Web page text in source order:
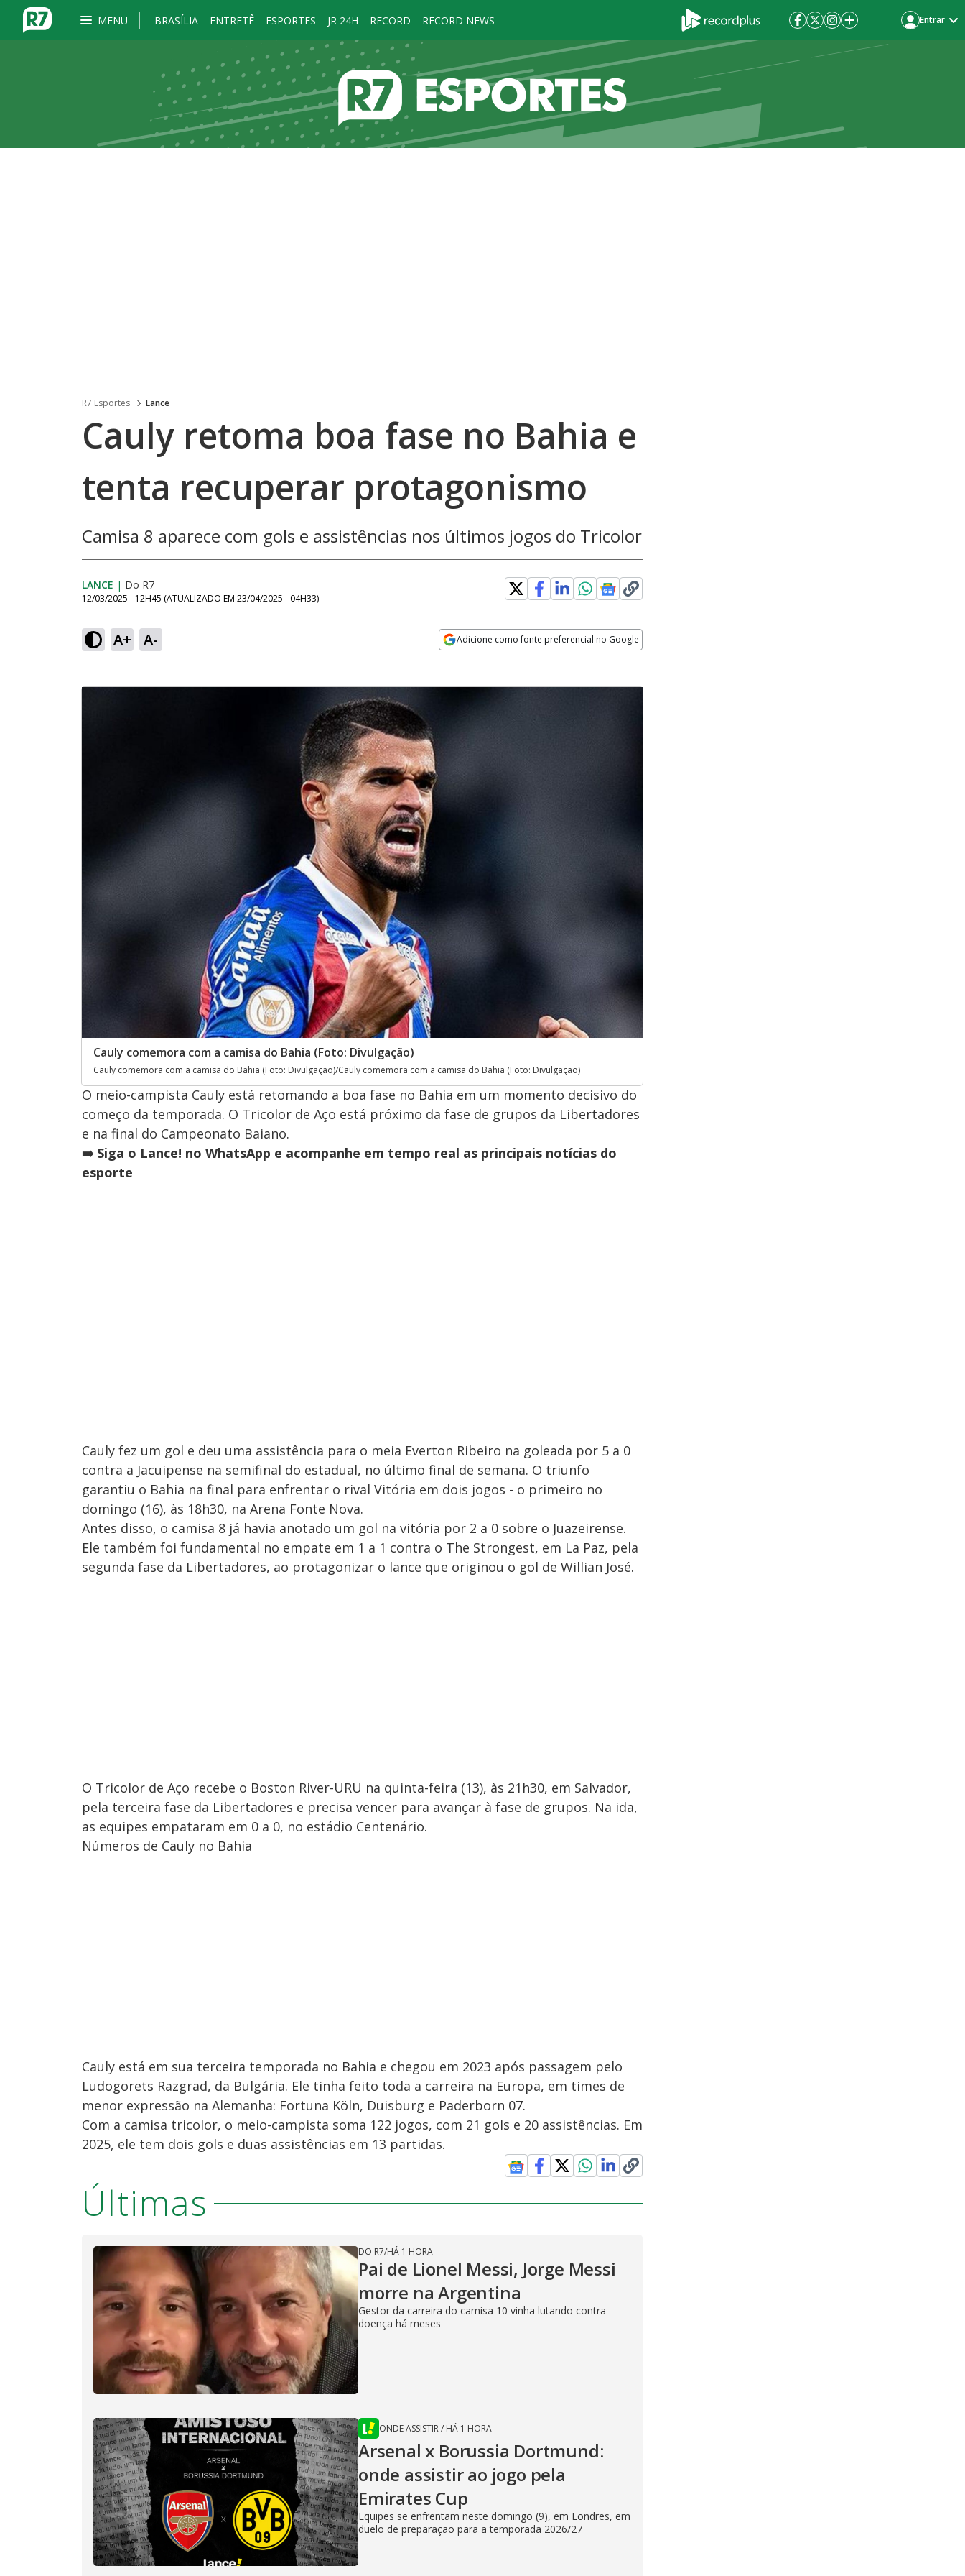
MENU BRASÍLIA ENTRETÊ ESPORTES JR 24H RECORD RECORD NEWS Entrar
R7 Esportes Lance
Cauly retoma boa fase no Bahia e
tenta recuperar protagonismo
Camisa 8 aparece com gols e assistências nos últimos jogos do Tricolor
LANCE | Do R7
12/03/2025 - 12H45 (ATUALIZADO EM 23/04/2025 - 04H33)
A+ A- Adicione como fonte preferencial no Google
Cauly comemora com a camisa do Bahia (Foto: Divulgação)
Cauly comemora com a camisa do Bahia (Foto: Divulgação)/Cauly comemora com a camisa do Bahia (Foto: Divulgação)
O meio-campista Cauly está retomando a boa fase no Bahia em um momento decisivo do
começo da temporada. O Tricolor de Aço está próximo da fase de grupos da Libertadores
e na final do Campeonato Baiano.
➡️ Siga o Lance! no WhatsApp e acompanhe em tempo real as principais notícias do
esporte
Cauly fez um gol e deu uma assistência para o meia Everton Ribeiro na goleada por 5 a 0
contra a Jacuipense na semifinal do estadual, no último final de semana. O triunfo
garantiu o Bahia na final para enfrentar o rival Vitória em dois jogos - o primeiro no
domingo (16), às 18h30, na Arena Fonte Nova.
Antes disso, o camisa 8 já havia anotado um gol na vitória por 2 a 0 sobre o Juazeirense.
Ele também foi fundamental no empate em 1 a 1 contra o The Strongest, em La Paz, pela
segunda fase da Libertadores, ao protagonizar o lance que originou o gol de Willian José.
O Tricolor de Aço recebe o Boston River-URU na quinta-feira (13), às 21h30, em Salvador,
pela terceira fase da Libertadores e precisa vencer para avançar à fase de grupos. Na ida,
as equipes empataram em 0 a 0, no estádio Centenário.
Números de Cauly no Bahia
Cauly está em sua terceira temporada no Bahia e chegou em 2023 após passagem pelo
Ludogorets Razgrad, da Bulgária. Ele tinha feito toda a carreira na Europa, em times de
menor expressão na Alemanha: Fortuna Köln, Duisburg e Paderborn 07.
Com a camisa tricolor, o meio-campista soma 122 jogos, com 21 gols e 20 assistências. Em
2025, ele tem dois gols e duas assistências em 13 partidas.
Últimas
DO R7/HÁ 1 HORA
Pai de Lionel Messi, Jorge Messi
morre na Argentina
Gestor da carreira do camisa 10 vinha lutando contra
doença há meses
ONDE ASSISTIR/ HÁ 1 HORA
Arsenal x Borussia Dortmund:
onde assistir ao jogo pela
Emirates Cup
Equipes se enfrentam neste domingo (9), em Londres, em
duelo de preparação para a temporada 2026/27